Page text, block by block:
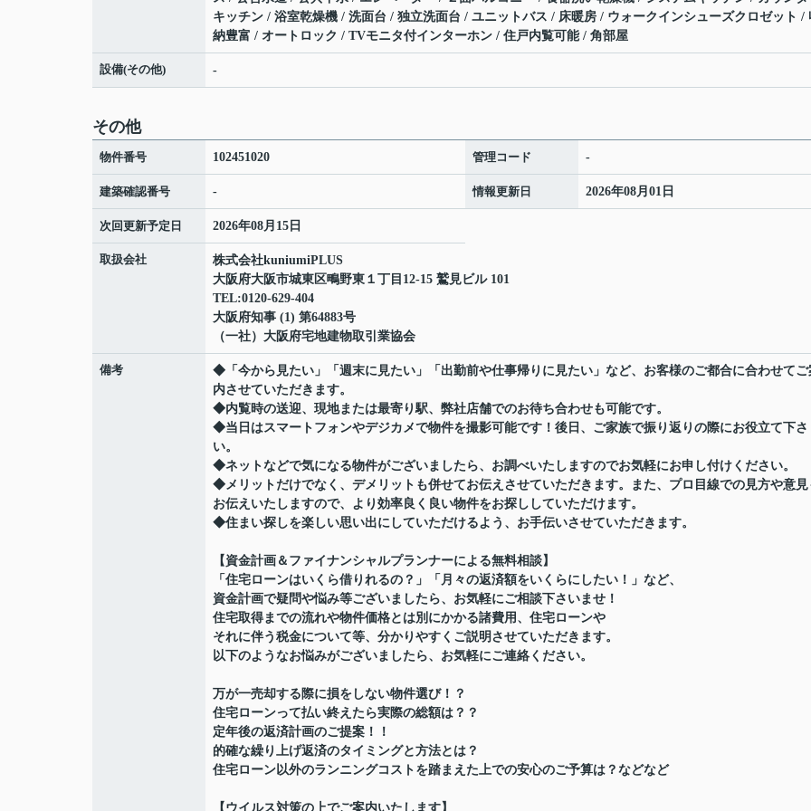
キッチン / 浴室乾燥機 / 洗面台 / 独立洗面台 / ユニットバス / 床暖房 / ウォークインシューズクロゼット /
納豊富 / オートロック / TVモニタ付インターホン / 住戸内覧可能 / 角部屋
設備(その他) -
その他
物件番号 102451020 管理コード -
建築確認番号 - 情報更新日 2026年08月01日
次回更新予定日 2026年08月15日
取扱会社
株式会社kuniumiPLUS
大阪府大阪市城東区鴫野東１丁目12-15 鷲見ビル 101
TEL:0120-629-404
大阪府知事 (1) 第64883号
（一社）大阪府宅地建物取引業協会
備考
◆「今から見たい」「週末に見たい」「出勤前や仕事帰りに見たい」など、お客様のご都合に合わせてご
内させていただきます。
◆内覧時の送迎、現地または最寄り駅、弊社店舗でのお待ち合わせも可能です。
◆当日はスマートフォンやデジカメで物件を撮影可能です！後日、ご家族で振り返りの際にお役立て下さ
い。
◆ネットなどで気になる物件がございましたら、お調べいたしますのでお気軽にお申し付けください。
◆メリットだけでなく、デメリットも併せてお伝えさせていただきます。また、プロ目線での見方や意見
お伝えいたしますので、より効率良く良い物件をお探ししていただけます。
◆住まい探しを楽しい思い出にしていただけるよう、お手伝いさせていただきます。
【資金計画＆ファイナンシャルプランナーによる無料相談】
「住宅ローンはいくら借りれるの？」「月々の返済額をいくらにしたい！」など、
資金計画で疑問や悩み等ございましたら、お気軽にご相談下さいませ！
住宅取得までの流れや物件価格とは別にかかる諸費用、住宅ローンや
それに伴う税金について等、分かりやすくご説明させていただきます。
以下のようなお悩みがございましたら、お気軽にご連絡ください。
万が一売却する際に損をしない物件選び！？
住宅ローンって払い終えたら実際の総額は？？
定年後の返済計画のご提案！！
的確な繰り上げ返済のタイミングと方法とは？
住宅ローン以外のランニングコストを踏まえた上での安心のご予算は？などなど
【ウイルス対策の上でご案内いたします】